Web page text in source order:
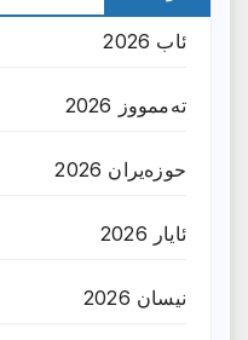
ئاب 2026
تەممووز 2026
حوزه‌یران 2026
ئایار 2026
نیسان 2026